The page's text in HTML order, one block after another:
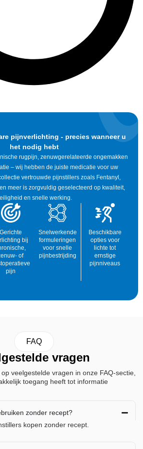
pijnverlichting - precies wanneer u
het nodig hebt
rugpijn, zenuwgerelateerde ongemakken
– wij hebben de juiste medicatie voor uw
vertrouwde pijnstillers zoals Fentanyl,
meer is zorgvuldig geselecteerd op kwaliteit,
en snelle werking.
Gerichte
bij
of
pijn
Snelwerkende
formuleringen
voor snelle
pijnbestrijding
Beschikbare
opties voor
lichte tot
ernstige
pijnniveaus
FAQ
vragen
veelgestelde vragen in onze FAQ-sectie,
toegang heeft tot informatie
zonder recept?
kopen zonder recept.